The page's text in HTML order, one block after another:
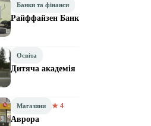
Банки та фінанси
Райффайзен Банк
Освіта
Дитяча академія
Магазини ★ 4
Аврора